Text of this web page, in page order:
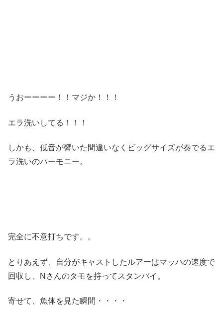
うおーーーー！！マジか！！！
エラ洗いしてる！！！
しかも、低音が響いた間違いなくビッグサイズが奏でるエ
ラ洗いのハーモニー。
完全に不意打ちです。。
とりあえず、自分がキャストしたルアーはマッハの速度で
回収し、Nさんのタモを持ってスタンバイ。
寄せて、魚体を見た瞬間・・・・